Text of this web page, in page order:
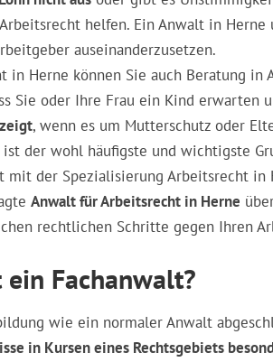
helfen. Ein Anwalt in
auseinanderzusetzen.
Herne können Sie auch Beratung in
Sie oder Ihre Frau ein Kind erwarten
, wenn es um Mutterschutz oder
ist der wohl häufigste und wichtigste
mit der Spezialisierung Arbeitsrecht in
Anwalt für Arbeitsrecht in Herne
rechtlichen Schritte gegen Ihren
Fachanwalt?
wie ein normaler Anwalt
in Kursen eines Rechtsgebiets